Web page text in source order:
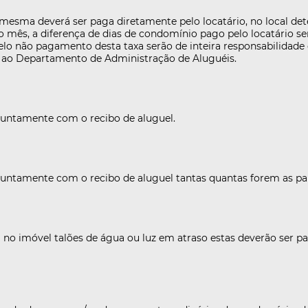
deverá ser paga diretamente pelo locatário, no local
a diferença de dias de condomínio pago pelo locatário
não pagamento desta taxa serão de inteira
Departamento de Administração de Aluguéis.
com o recibo de aluguel.
com o recibo de aluguel tantas quantas forem as
imóvel talões de água ou luz em atraso estas deverão ser